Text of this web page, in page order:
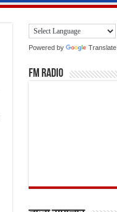
Powered by Translate
FM Radio